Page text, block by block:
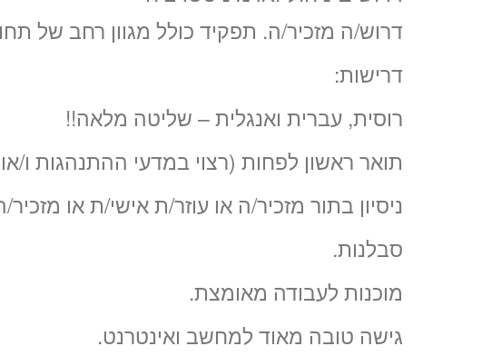
דרוש/ה מזכיר/ה. תפקיד כולל מגוון רחב של
דרישות:
רוסית, עברית ואנגלית – שליטה מלאה!!
תואר ראשון לפחות (רצוי במדעי ההתנהגות ו/
ניסיון בתור מזכיר/ה או עוזר/ת אישי/ת או
סבלנות.
מוכנות לעבודה מאומצת.
גישה טובה מאוד למחשב ואינטרנט.